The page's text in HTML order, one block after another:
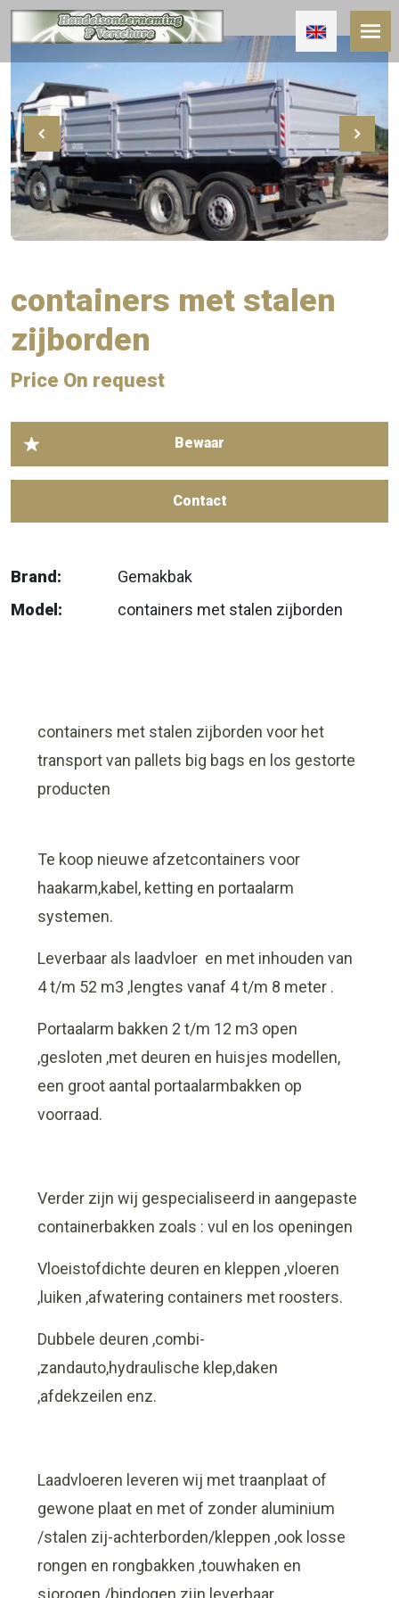
containers met stalen
zijborden
Price On request
Contact
Brand:
Gemakbak
Model:
containers met stalen zijborden
containers met stalen zijborden voor het
transport van pallets big bags en los gestorte
producten
Te koop nieuwe afzetcontainers voor
haakarm,kabel, ketting en portaalarm
systemen.
Leverbaar als laadvloer en met inhouden van
4 t/m 52 m3 ,lengtes vanaf 4 t/m 8 meter .
Portaalarm bakken 2 t/m 12 m3 open
,gesloten ,met deuren en huisjes modellen,
een groot aantal portaalarmbakken op
voorraad.
Verder zijn wij gespecialiseerd in aangepaste
containerbakken zoals : vul en los openingen
Vloeistofdichte deuren en kleppen ,vloeren
,luiken ,afwatering containers met roosters.
Dubbele deuren ,combi-
,zandauto,hydraulische klep,daken
,afdekzeilen enz.
Laadvloeren leveren wij met traanplaat of
gewone plaat en met of zonder aluminium
/stalen zij-achterborden/kleppen ,ook losse
rongen en rongbakken ,touwhaken en
sjorogen /bindogen zijn leverbaar.